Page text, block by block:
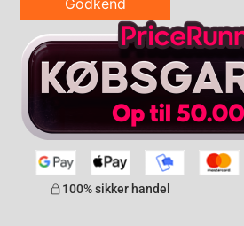
Godkend
100% sikker handel